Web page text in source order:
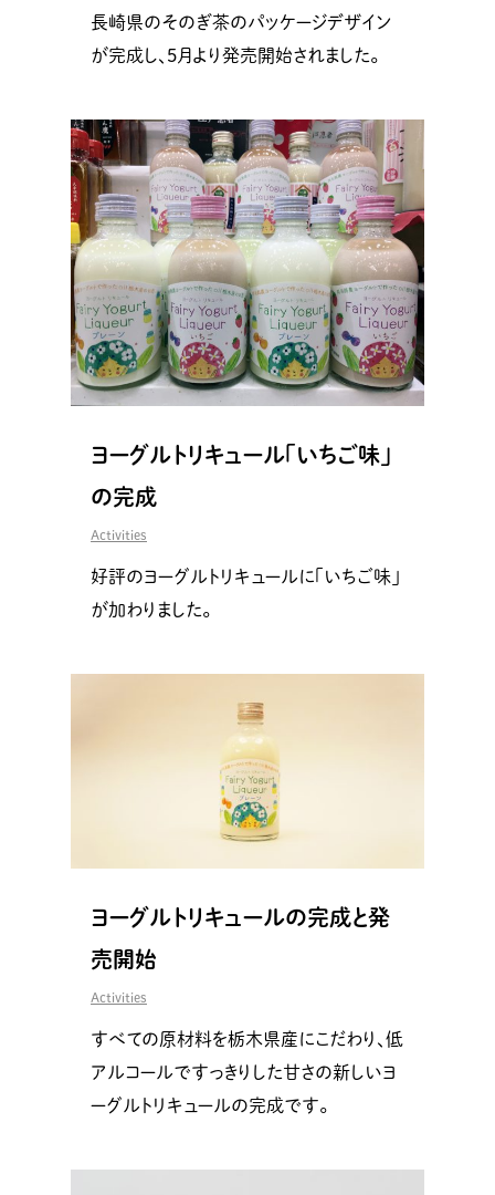
長崎県のそのぎ茶のパッケージデザイン
が完成し、5月より発売開始されました。
ヨーグルトリキュール「いちご味」
の完成
Activities
好評のヨーグルトリキュールに「いちご味」
が加わりました。
ヨーグルトリキュールの完成と発
売開始
Activities
すべての原材料を栃木県産にこだわり、低
アルコールですっきりした甘さの新しいヨ
ーグルトリキュールの完成です。